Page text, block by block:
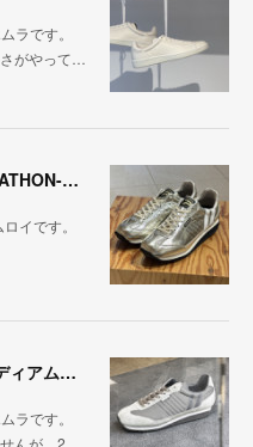
ラです。
がやって…
上品なきらめきを足元に。『MARATHON-HAKU』
イです。
新作！フランスの歴史を纏ったミディアムグレー「MARATHON_CASTLE」
ラです。
んが、2…